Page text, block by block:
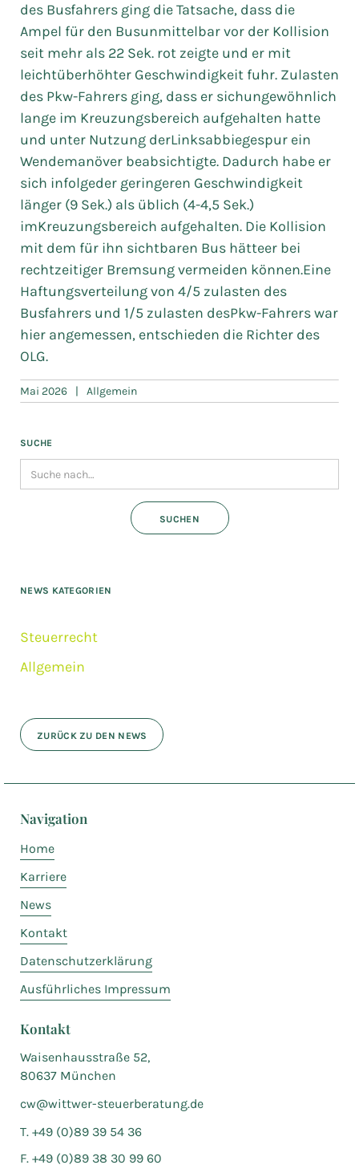
des Busfahrers ging die Tatsache, dass die
Ampel für den Busunmittelbar vor der Kollision
seit mehr als 22 Sek. rot zeigte und er mit
leichtüberhöhter Geschwindigkeit fuhr. Zulasten
des Pkw-Fahrers ging, dass er sichungewöhnlich
lange im Kreuzungsbereich aufgehalten hatte
und unter Nutzung derLinksabbiegespur ein
Wendemanöver beabsichtigte. Dadurch habe er
sich infolgeder geringeren Geschwindigkeit
länger (9 Sek.) als üblich (4-4,5 Sek.)
imKreuzungsbereich aufgehalten. Die Kollision
mit dem für ihn sichtbaren Bus hätteer bei
rechtzeitiger Bremsung vermeiden können.Eine
Haftungsverteilung von 4/5 zulasten des
Busfahrers und 1/5 zulasten desPkw-Fahrers war
hier angemessen, entschieden die Richter des
OLG.
Mai 2026 | Allgemein
SUCHE
NEWS KATEGORIEN
Steuerrecht
Allgemein
ZURÜCK ZU DEN NEWS
Navigation
Home
Karriere
News
Kontakt
Datenschutzerklärung
Ausführliches Impressum
Kontakt
Waisenhausstraße 52,
80637 München
cw@wittwer-steuerberatung.de
T. +49 (0)89 39 54 36
F. +49 (0)89 38 30 99 60